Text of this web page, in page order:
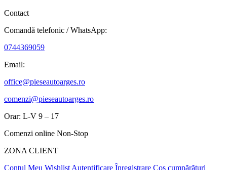
Contact
Comandă telefonic / WhatsApp:
0744369059
Email:
office@pieseautoarges.ro
comenzi@pieseautoarges.ro
Orar: L-V 9 – 17
Comenzi online Non-Stop
ZONA CLIENT
Contul Meu Wishlist Autentificare Înregistrare Coș cumpărături